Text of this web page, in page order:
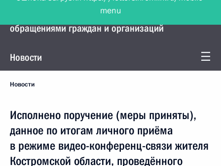
Управление Президента по работе с
обращениями граждан и организаций
Новости
Новости
Исполнено поручение (меры приняты),
данное по итогам личного приёма
в режиме видео-конференц-связи жителя
Костромской области, проведённого
menu